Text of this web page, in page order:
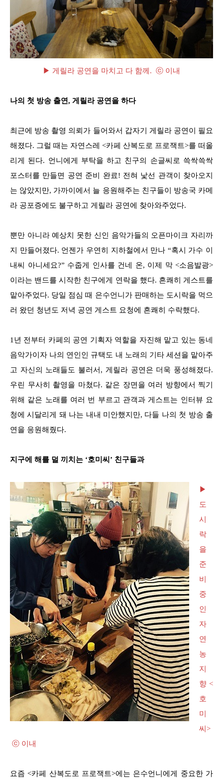
▶ 게릴라 공연을 마치고 다 함께. ⓒ 이내
나의 첫 방송 출연, 게릴라 공연을 하다
최근에 방송 촬영 의뢰가 들어와서 갑자기 게릴라 공연이 필요
해졌다. 그럴 때는 자연스레 <카페 산복도로 프로잭트>를 떠올
리게 된다. 언니에게 부탁을 하고 친구의 손글씨로 쓱싹쓱싹
포스터를 만들면 공연 준비 완료! 전혀 낯선 관객이 찾아오지
는 않았지만, 가까이에서 늘 응원해주는 친구들이 방송국 카메
라 공포증에도 불구하고 게릴라 공연에 찾아와주었다.
뿐만 아니라 예상치 못한 신인 음악가들의 오픈마이크 자리까
지 만들어졌다. 언젠가 우연히 지하철에서 만나 “혹시 가수 이
내씨 아니세요?” 수줍게 인사를 건네 온, 이제 막 <소음발광>
이라는 밴드를 시작한 친구에게 연락을 했다. 흔쾌히 게스트를
맡아주었다. 당일 점심 때 은수언니가 판매하는 도시락을 먹으
러 왔던 청년도 저녁 공연 게스트 요청에 흔쾌히 수락했다.
1년 전부터 카페의 공연 기획자 역할을 자진해 맡고 있는 동네
음악가이자 나의 연인인 규택도 내 노래의 기타 세션을 맡아주
고 자신의 노래들도 불러서, 게릴라 공연은 더욱 풍성해졌다.
우린 무사히 촬영을 마쳤다. 같은 장면을 여러 방향에서 찍기
위해 같은 노래를 여러 번 부르고 관객과 게스트는 인터뷰 요
청에 시달리게 돼 나는 내내 미안했지만, 다들 나의 첫 방송 출
연을 응원해줬다.
지구에 해를 덜 끼치는 ‘호미씨’ 친구들과
▶
도
시
락
을
준
비
중
인
자
연
농
지
향 <
호
미
씨>
ⓒ 이내
요즘 <카페 산복도로 프로잭트>에는 은수언니에게 중요한 가